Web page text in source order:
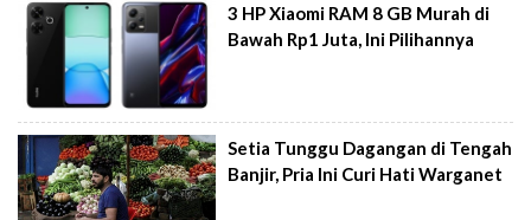
3 HP Xiaomi RAM 8 GB Murah di
Bawah Rp1 Juta, Ini Pilihannya
Setia Tunggu Dagangan di Tengah
Banjir, Pria Ini Curi Hati Warganet